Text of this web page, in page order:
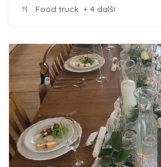
Food truck + 4 další